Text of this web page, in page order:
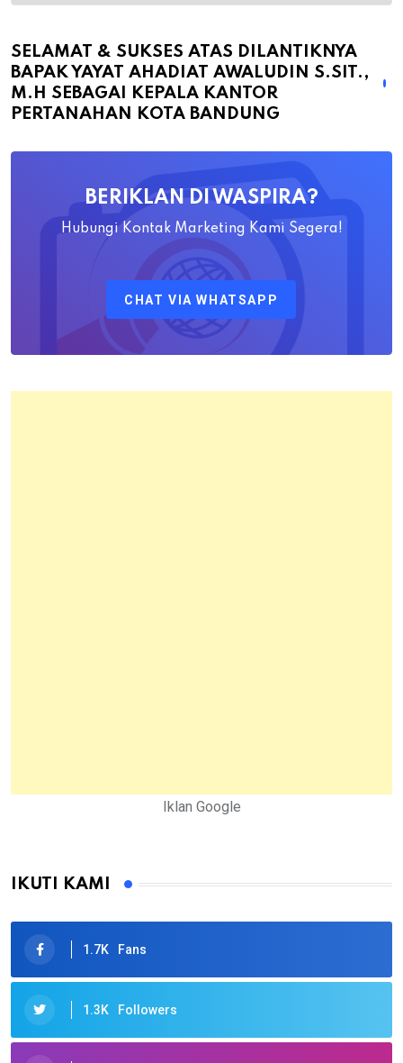
atas
Dilantiknya
Bapak
Ahadiat
Pertanahan
Kota
SELAMAT & SUKSES ATAS DILANTIKNYA
BAPAK YAYAT AHADIAT AWALUDIN S.SIT.,
M.H SEBAGAI KEPALA KANTOR
PERTANAHAN KOTA BANDUNG
BERIKLAN DI WASPIRA?
Hubungi Kontak Marketing Kami Segera!
CHAT VIA WHATSAPP
Iklan Google
IKUTI KAMI
1.7K Fans
1.3K Followers